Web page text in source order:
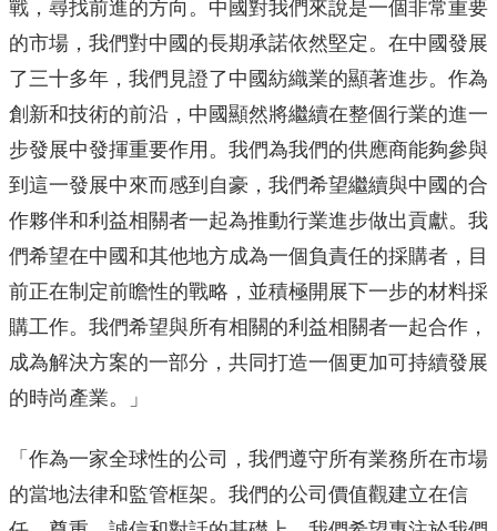
戰，尋找前進的方向。中國對我們來說是一個非常重要
的市場，我們對中國的長期承諾依然堅定。在中國發展
了三十多年，我們見證了中國紡織業的顯著進步。作為
創新和技術的前沿，中國顯然將繼續在整個行業的進一
步發展中發揮重要作用。我們為我們的供應商能夠參與
到這一發展中來而感到自豪，我們希望繼續與中國的合
作夥伴和利益相關者一起為推動行業進步做出貢獻。我
們希望在中國和其他地方成為一個負責任的採購者，目
前正在制定前瞻性的戰略，並積極開展下一步的材料採
購工作。我們希望與所有相關的利益相關者一起合作，
成為解決方案的一部分，共同打造一個更加可持續發展
的時尚產業。」
「作為一家全球性的公司，我們遵守所有業務所在市場
的當地法律和監管框架。我們的公司價值觀建立在信